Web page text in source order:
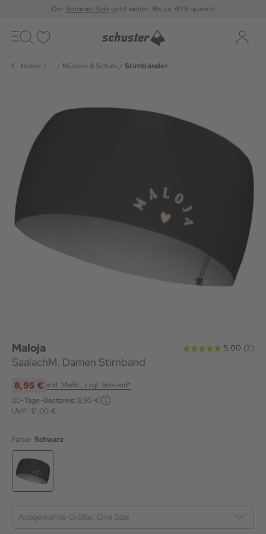
DerSommer Sale geht weiter: Bis zu 40% sparen!
Toggle
navigation
Home ... Mützen & Schals Stirnbänder
Maloja
SaalachM. Damen Stirnband
8,95 € inkl. MwSt., zzgl. Versand*
30-Tage-Bestpreis: 8,95 €
UVP: 12,00 €
Farbe: Schwarz
Ausgewählte Größe: One Size